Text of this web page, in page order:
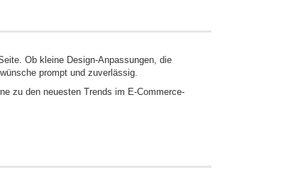
Ob kleine Design-Anpassungen, die
prompt und zuverlässig.
zu den neuesten Trends im E-Commerce-